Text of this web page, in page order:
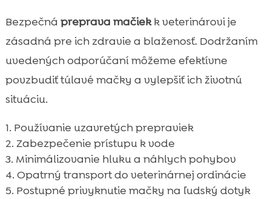
Bezpečná preprava mačiekk veterinárovi je
zásadná pre ich zdravie a blaženosť. Dodržaním
uvedených odporúčaní môžeme efektívne
povzbudiť túlavé mačky a vylepšiť ich životnú
situáciu.
Používanie uzavretých prepraviek
Zabezpečenie prístupu k vode
Minimálizovanie hluku a náhlych pohybov
Opatrný transport do veterinárnej ordinácie
Postupné privyknutie mačky na ľudský dotyk